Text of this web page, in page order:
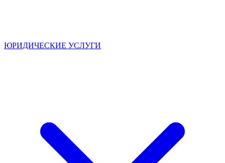
ЮРИДИЧЕСКИЕ УСЛУГИ